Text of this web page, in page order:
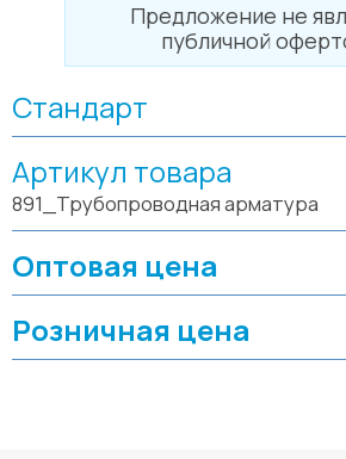
Предложение не
публичной
Стандарт
Артикул товара
891_Трубопроводная арматура
Оптовая цена
Розничная цена